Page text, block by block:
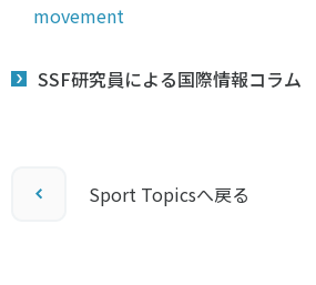
movement
SSF研究員による国際情報コラム
Sport Topicsへ戻る